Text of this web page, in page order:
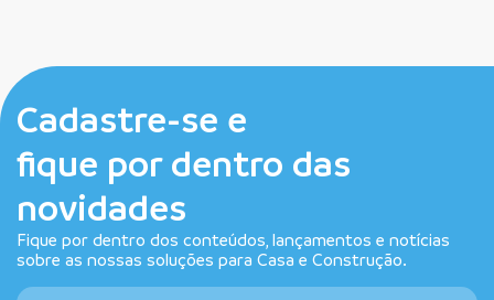
Cadastre-se e
fique por dentro das
novidades
Fique por dentro dos conteúdos, lançamentos e notícias
sobre as nossas soluções para Casa e Construção.